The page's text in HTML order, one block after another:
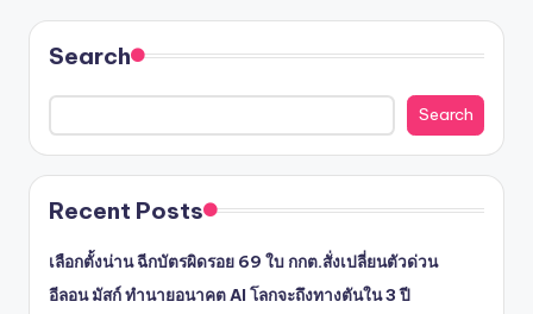
Search
Search
Recent Posts
เลือกตั้งน่าน ฉีกบัตรผิดรอย 69 ใบ กกต.สั่งเปลี่ยนตัวด่วน
อีลอน มัสก์ ทำนายอนาคต AI โลกจะถึงทางตันใน 3 ปี